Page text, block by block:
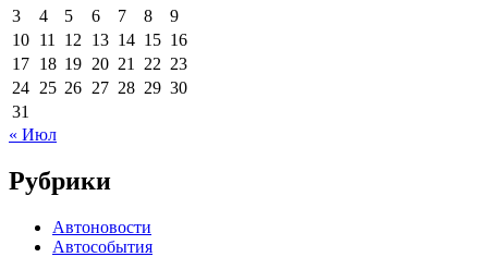
3
4 5 6 7 8
9
10 11 12 13 14 15 16
17 18 19 20 21 22 23
24 25 26 27 28 29 30
31
« Июл
Рубрики
Автоновости
Автособытия